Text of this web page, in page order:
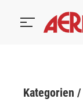
Kategorien